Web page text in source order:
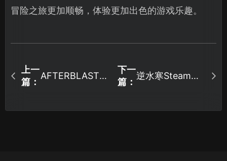
冒险之旅更加顺畅，体验更加出色的游戏乐趣。
上一
篇：
AFTERBLAST加
下一
篇：
逆水寒Steam如